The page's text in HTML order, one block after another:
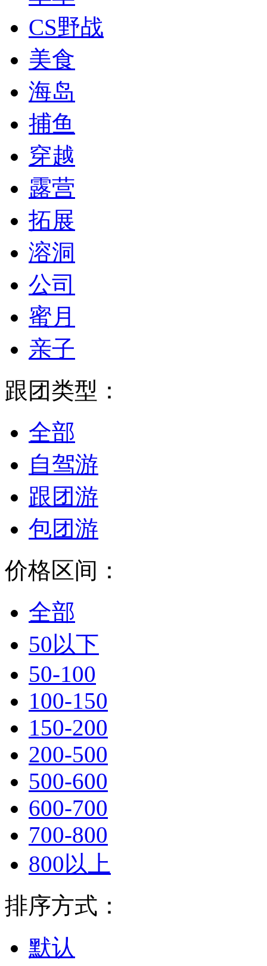
CS野战
美食
海岛
捕鱼
穿越
露营
拓展
溶洞
公司
蜜月
亲子
跟团类型：
全部
自驾游
跟团游
包团游
价格区间：
全部
50以下
50-100
100-150
150-200
200-500
500-600
600-700
700-800
800以上
排序方式：
默认